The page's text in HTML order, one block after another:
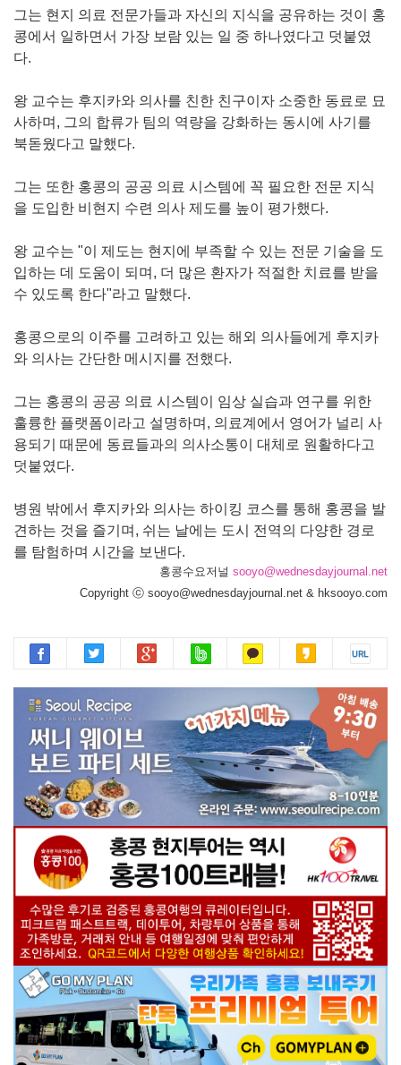
그는 현지 의료 전문가들과 자신의 지식을 공유하는 것이 홍
콩에서 일하면서 가장 보람 있는 일 중 하나였다고 덧붙였
다.
왕 교수는 후지카와 의사를 친한 친구이자 소중한 동료로 묘
사하며, 그의 합류가 팀의 역량을 강화하는 동시에 사기를
북돋웠다고 말했다.
그는 또한 홍콩의 공공 의료 시스템에 꼭 필요한 전문 지식
을 도입한 비현지 수련 의사 제도를 높이 평가했다.
왕 교수는 "이 제도는 현지에 부족할 수 있는 전문 기술을 도
입하는 데 도움이 되며, 더 많은 환자가 적절한 치료를 받을
수 있도록 한다"라고 말했다.
홍콩으로의 이주를 고려하고 있는 해외 의사들에게 후지카
와 의사는 간단한 메시지를 전했다.
그는 홍콩의 공공 의료 시스템이 임상 실습과 연구를 위한
훌륭한 플랫폼이라고 설명하며, 의료계에서 영어가 널리 사
용되기 때문에 동료들과의 의사소통이 대체로 원활하다고
덧붙였다.
병원 밖에서 후지카와 의사는 하이킹 코스를 통해 홍콩을 발
견하는 것을 즐기며, 쉬는 날에는 도시 전역의 다양한 경로
를 탐험하며 시간을 보낸다.
홍콩수요저널 sooyo@wednesdayjournal.net
Copyright ⓒ sooyo@wednesdayjournal.net & hksooyo.com